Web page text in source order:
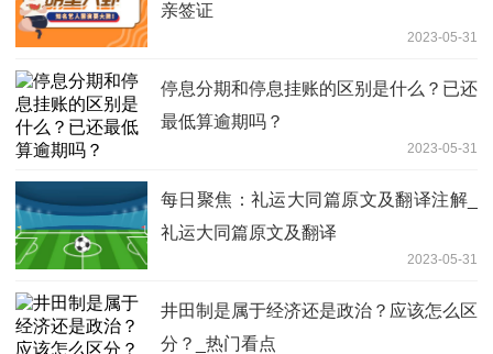
亲签证
2023-05-31
停息分期和停息挂账的区别是什么？已还
最低算逾期吗？
2023-05-31
每日聚焦：礼运大同篇原文及翻译注解_
礼运大同篇原文及翻译
2023-05-31
井田制是属于经济还是政治？应该怎么区
分？_热门看点